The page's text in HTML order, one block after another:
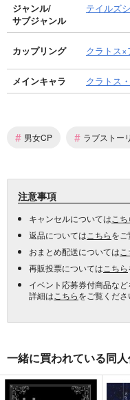
ジャンル/
サブジャンル
テイルズ
カップリング クラトス×
メインキャラ クラトス
# 男女CP # ラブストー
注意事項
キャンセルについては こち
返品については こちらをご
おまとめ配送については
再販投票については こちら
イベント応募券付商品な
詳細は こちらをご覧くださ
一緒に買われている同